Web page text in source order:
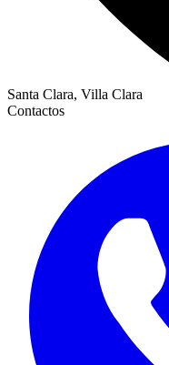
Santa Clara, Villa Clara
Contactos